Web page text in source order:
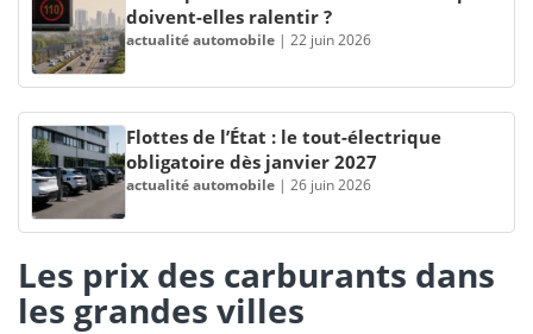
doivent-elles ralentir ?
actualité automobile | 22 juin 2026
Flottes de l’État : le tout-électrique
obligatoire dès janvier 2027
actualité automobile | 26 juin 2026
Les prix des carburants dans
les grandes villes